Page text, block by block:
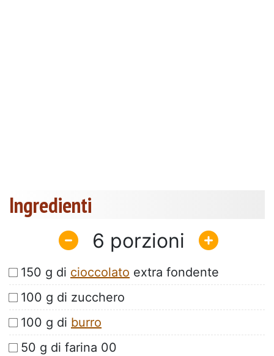
Ingredienti
6
150 g di cioccolato extra fondente
100 g di zucchero
100 g di burro
50 g di farina 00